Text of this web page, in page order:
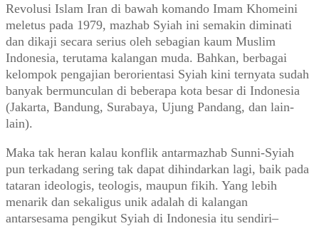
Revolusi Islam Iran di bawah komando Imam Khomeini
meletus pada 1979, mazhab Syiah ini semakin diminati
dan dikaji secara serius oleh sebagian kaum Muslim
Indonesia, terutama kalangan muda. Bahkan, berbagai
kelompok pengajian berorientasi Syiah kini ternyata sudah
banyak bermunculan di beberapa kota besar di Indonesia
(Jakarta, Bandung, Surabaya, Ujung Pandang, dan lain-
lain).
Maka tak heran kalau konflik antarmazhab Sunni-Syiah
pun terkadang sering tak dapat dihindarkan lagi, baik pada
tataran ideologis, teologis, maupun fikih. Yang lebih
menarik dan sekaligus unik adalah di kalangan
antarsesama pengikut Syiah di Indonesia itu sendiri–